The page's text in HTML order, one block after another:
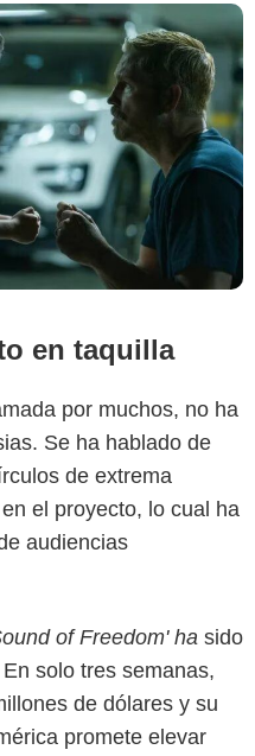
en taquilla
por muchos, no ha
Se ha hablado de
de extrema
el proyecto, lo cual ha
audiencias
of Freedom' ha sido
solo tres semanas,
de dólares y su
promete elevar